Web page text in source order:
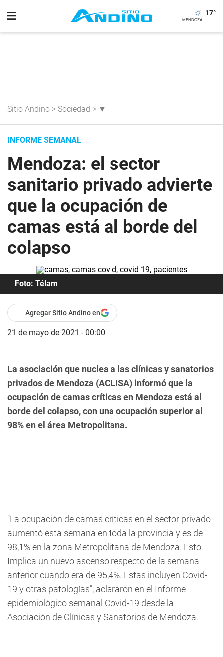
17°
Sitio Andino > Sociedad > ▼
INFORME SEMANAL
Mendoza: el sector
sanitario privado advierte
que la ocupación de
camas está al borde del
colapso
Foto: Télam
Agregar Sitio Andino en
21 de mayo de 2021 - 00:00
La asociación que nuclea a las clínicas y sanatorios
privados de Mendoza (ACLISA) informó que la
ocupación de camas críticas en Mendoza está al
borde del colapso, con una ocupación superior al
98% en el área Metropolitana.
"La ocupación de camas críticas en el sector privado
aumentó esta semana en toda la provincia y es de
98,1%en la zona Metropolitana de Mendoza. Esto
Implica un nuevo ascenso respecto de la semana
anterior cuando era de 95,4%. Estas incluyen Covid-
19 y otras patologías", aclararon en el Informe
epidemiológico semanal Covid-19 desde la
Asociación de Clínicas y Sanatorios de Mendoza.